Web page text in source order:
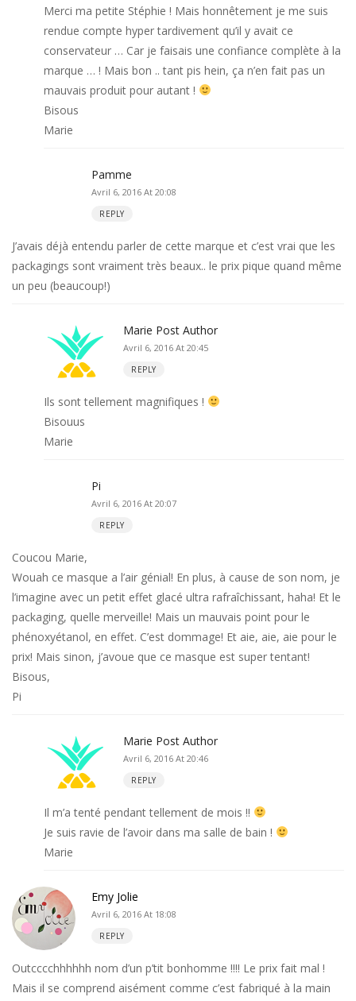
Merci ma petite Stéphie ! Mais honnêtement je me suis
rendue compte hyper tardivement qu’il y avait ce
conservateur … Car je faisais une confiance complète à la
marque … ! Mais bon .. tant pis hein, ça n’en fait pas un
mauvais produit pour autant !
Bisous
Marie
Pamme
Avril 6, 2016 At 20:08
REPLY
J’avais déjà entendu parler de cette marque et c’est vrai que les
packagings sont vraiment très beaux.. le prix pique quand même
un peu (beaucoup!)
Marie Post Author
Avril 6, 2016 At 20:45
REPLY
Ils sont tellement magnifiques !
Bisouus
Marie
Pi
Avril 6, 2016 At 20:07
REPLY
Coucou Marie,
Wouah ce masque a l’air génial! En plus, à cause de son nom, je
l’imagine avec un petit effet glacé ultra rafraîchissant, haha! Et le
packaging, quelle merveille! Mais un mauvais point pour le
phénoxyétanol, en effet. C’est dommage! Et aie, aie, aie pour le
prix! Mais sinon, j’avoue que ce masque est super tentant!
Bisous,
Pi
Marie Post Author
Avril 6, 2016 At 20:46
REPLY
Il m’a tenté pendant tellement de mois !!
Je suis ravie de l’avoir dans ma salle de bain !
Marie
Emy Jolie
Avril 6, 2016 At 18:08
REPLY
Outcccchhhhhh nom d’un p’tit bonhomme !!!! Le prix fait mal !
Mais il se comprend aisément comme c’est fabriqué à la main